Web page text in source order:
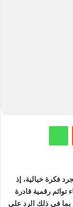
فكرة خيالية، إذ
توائم رقمية قادرة
بما في ذلك الرد على